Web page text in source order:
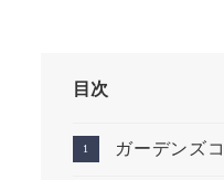
目次
ガーデンズ